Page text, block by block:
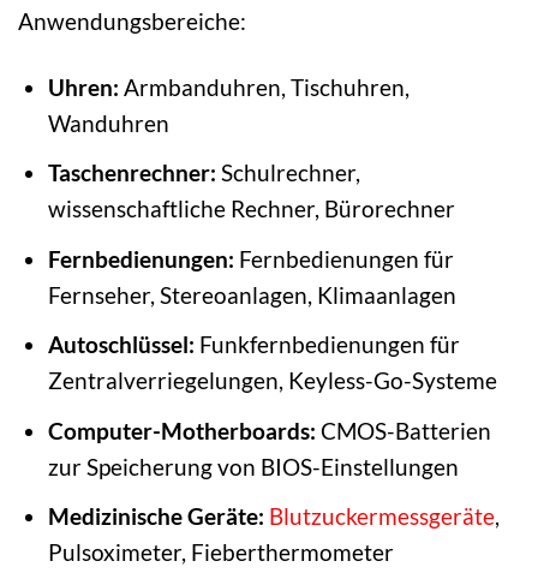
Anwendungsbereiche:
Uhren: Armbanduhren, Tischuhren,
Wanduhren
Taschenrechner: Schulrechner,
wissenschaftliche Rechner, Bürorechner
Fernbedienungen: Fernbedienungen für
Fernseher, Stereoanlagen, Klimaanlagen
Autoschlüssel: Funkfernbedienungen für
Zentralverriegelungen, Keyless-Go-Systeme
Computer-Motherboards: CMOS-Batterien
zur Speicherung von BIOS-Einstellungen
Medizinische Geräte: Blutzuckermessgeräte,
Pulsoximeter, Fieberthermometer